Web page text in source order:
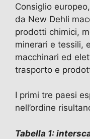
Consiglio
da New Dehli
prodotti chimici,
minerari e tessili,
macchinari ed
trasporto e
I primi tre paesi
nell’ordine
Tabella 1: